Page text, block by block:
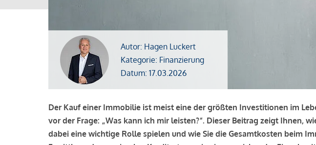
Autor: Hagen Luckert
Kategorie: Finanzierung
Datum: 17.03.2026
Der Kauf einer Immobilie ist meist eine der größten Investitionen im
vor der Frage: „Was kann ich mir leisten?“. Dieser Beitrag zeigt Ihnen,
dabei eine wichtige Rolle spielen und wie Sie die Gesamtkosten beim